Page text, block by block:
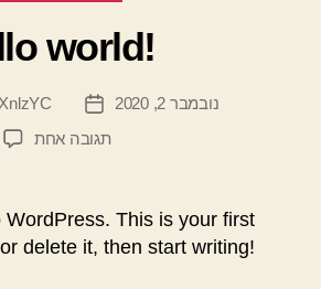
world!
תאריך
נובמבר 2, 2020
תגובה אחתעל
WordPress. This is your first
delete it, then start writing!